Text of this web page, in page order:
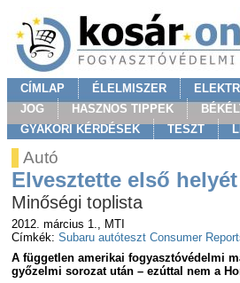
CÍMLAP ÉLELMISZER
JOG
HASZNOS TIPPEK
GYAKORI KÉRDÉSEK
TESZT
Autó
Elvesztette első
Minőségi toplista
2012. március 1., MTI
Címkék: Subaru autóteszt Consumer
A független amerikai fogyasztóvédelmi
győzelmi sorozat után – ezúttal nem a